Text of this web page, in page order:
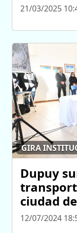
21/03/2025
GIRA
Dupuy
ciudad
12/07/2024